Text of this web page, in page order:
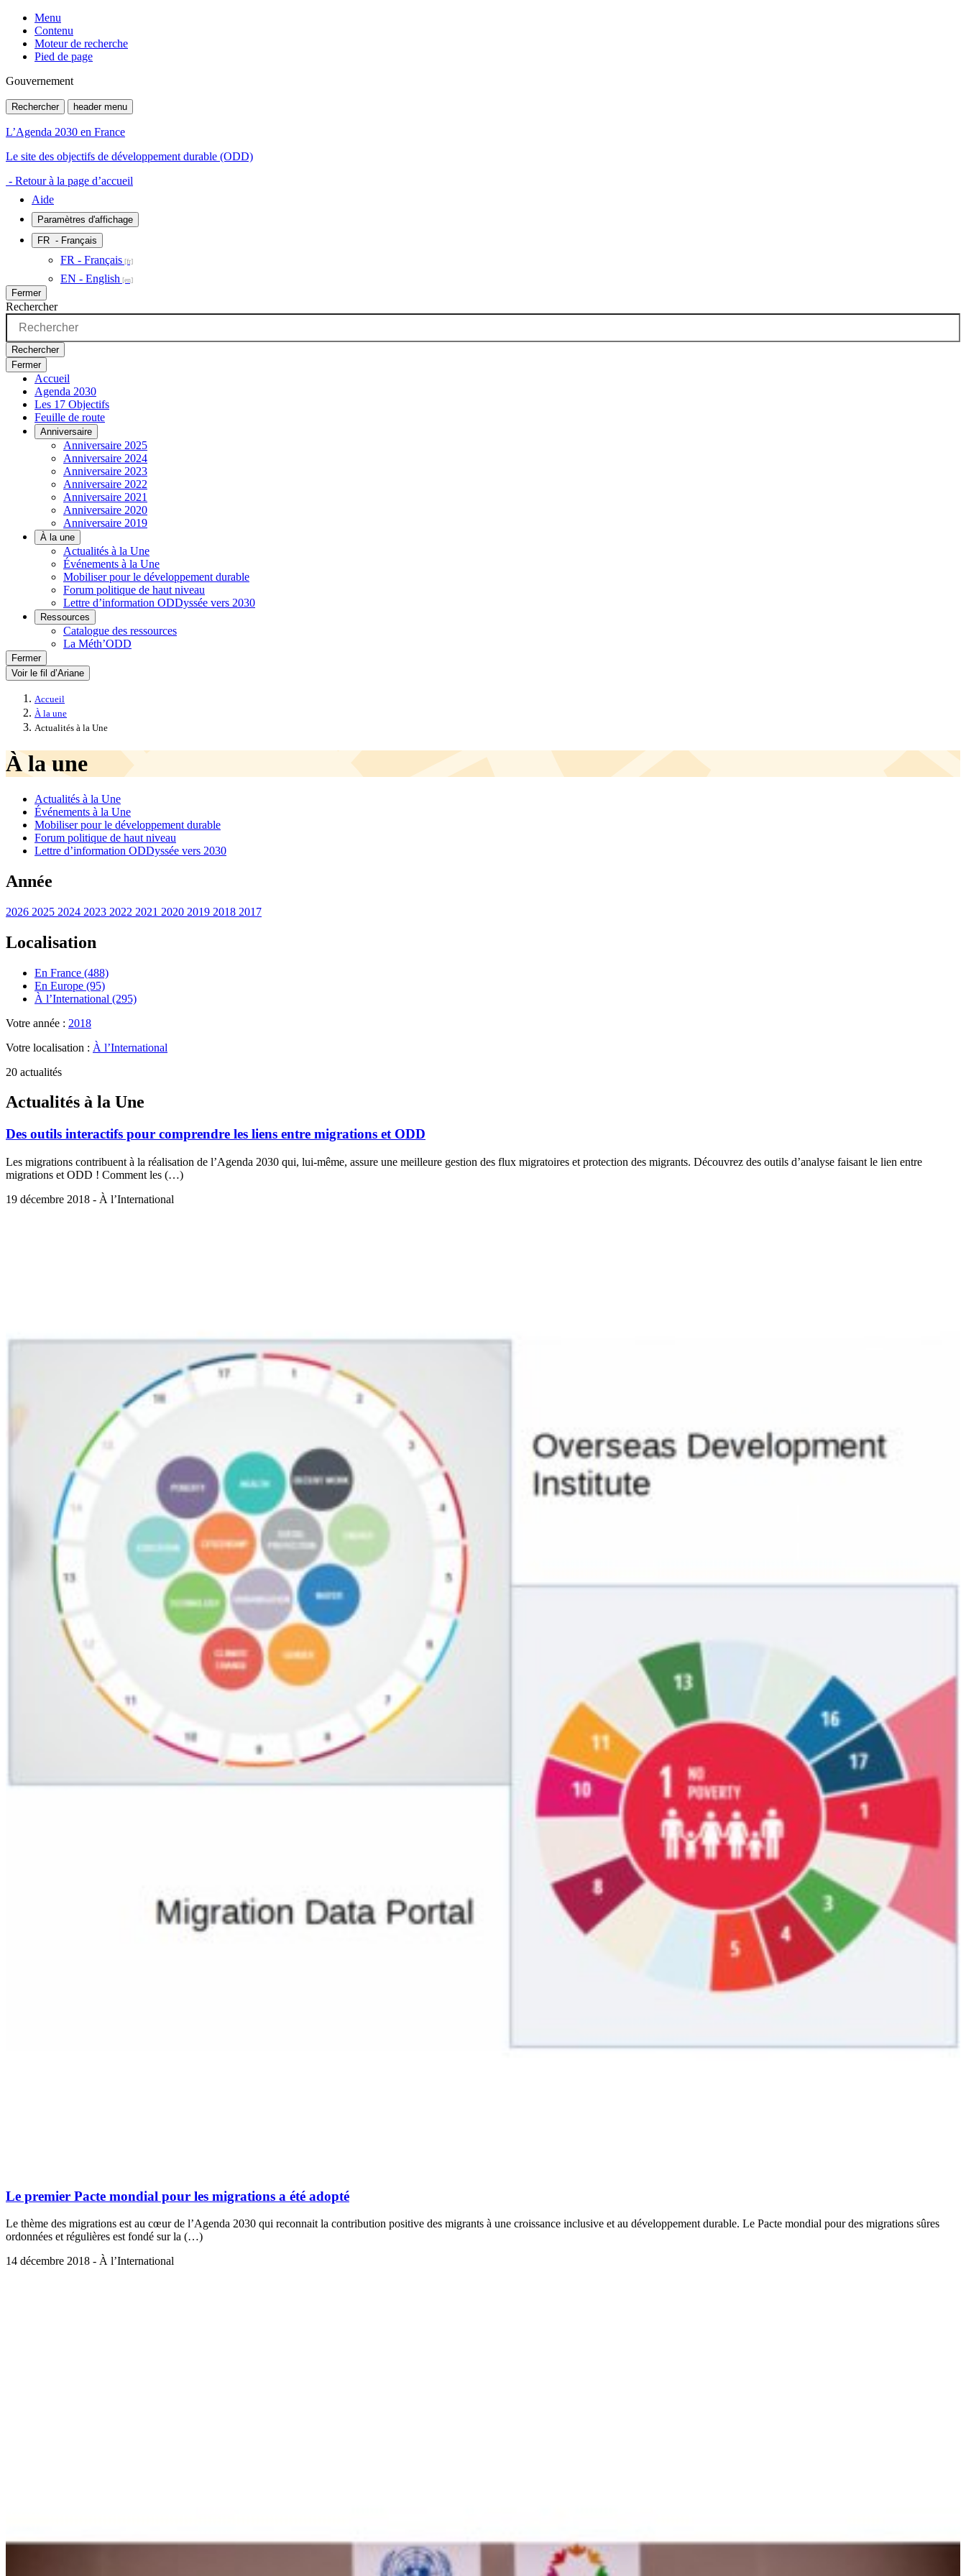
Menu
Contenu
Moteur de recherche
Pied de page
Gouvernement
Rechercher header menu
L’Agenda 2030 en France
Le site des objectifs de développement durable (ODD)
- Retour à la page d’accueil
Aide
Paramètres d'affichage
FR - Français
FR - Français
EN - English
Fermer
Rechercher
Rechercher
Fermer
Accueil
Agenda 2030
Les 17 Objectifs
Feuille de route
Anniversaire
Anniversaire 2025
Anniversaire 2024
Anniversaire 2023
Anniversaire 2022
Anniversaire 2021
Anniversaire 2020
Anniversaire 2019
À la une
Actualités à la Une
Événements à la Une
Mobiliser pour le développement durable
Forum politique de haut niveau
Lettre d’information ODDyssée vers 2030
Ressources
Catalogue des ressources
La Méth’ODD
Fermer
Voir le fil d’Ariane
Accueil
À la une
Actualités à la Une
À la une
Actualités à la Une
Événements à la Une
Mobiliser pour le développement durable
Forum politique de haut niveau
Lettre d’information ODDyssée vers 2030
Année
2026 2025 2024 2023 2022 2021 2020 2019 2018 2017
Localisation
En France (488)
En Europe (95)
À l’International (295)
Votre année : 2018
Votre localisation : À l’International
20 actualités
Actualités à la Une
Des outils interactifs pour comprendre les liens entre migrations et ODD
Les migrations contribuent à la réalisation de l’Agenda 2030 qui, lui-même, assure une meilleure gestion des flux migratoires et protection des migrants. Découvrez des outils d’analyse faisant le lien entre
migrations et ODD ! Comment les (…)
19 décembre 2018 - À l’International
Le premier Pacte mondial pour les migrations a été adopté
Le thème des migrations est au cœur de l’Agenda 2030 qui reconnait la contribution positive des migrants à une croissance inclusive et au développement durable. Le Pacte mondial pour des migrations sûres
ordonnées et régulières est fondé sur la (…)
14 décembre 2018 - À l’International